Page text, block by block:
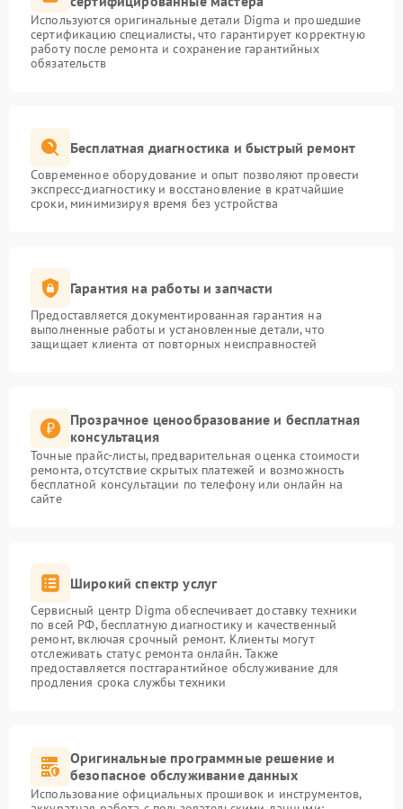
Используются оригинальные детали Digma и прошедшие
сертификацию специалисты, что гарантирует корректную
работу после ремонта и сохранение гарантийных
обязательств
Бесплатная диагностика и быстрый ремонт
Современное оборудование и опыт позволяют провести
экспресс-диагностику и восстановление в кратчайшие
сроки, минимизируя время без устройства
Гарантия на работы и запчасти
Предоставляется документированная гарантия на
выполненные работы и установленные детали, что
защищает клиента от повторных неисправностей
Прозрачное ценообразование и бесплатная
консультация
Точные прайс-листы, предварительная оценка стоимости
ремонта, отсутствие скрытых платежей и возможность
бесплатной консультации по телефону или онлайн на
сайте
Широкий спектр услуг
Сервисный центр Digma обеспечивает доставку техники
по всей РФ, бесплатную диагностику и качественный
ремонт, включая срочный ремонт. Клиенты могут
отслеживать статус ремонта онлайн. Также
предоставляется постгарантийное обслуживание для
продления срока службы техники
Оригинальные программные решение и
безопасное обслуживание данных
Использование официальных прошивок и инструментов,